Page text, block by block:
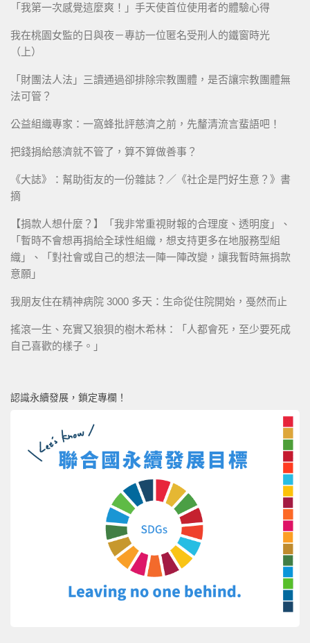
「我第一次感覺這麼爽！」手天使首位使用者的體驗心得
我在桃園女監的日與夜－專訪一位匿名受刑人的鐵窗時光
（上）
「財團法人法」三讀通過卻排除宗教團體，是否讓宗教團體無
法可管？
公益組織專家：一窩蜂批評慈濟之前，先釐清流言蜚語吧！
把錢捐給慈濟就不管了，算不算做善事？
《大誌》：幫助街友的一份雜誌？／《社企是門好生意？》書
摘
【捐款人想什麼？】「我非常重視財報的合理度、透明度」、
「暫時不會想再捐給全球性組織，想支持更多在地服務型組
織」、「對社會或自己的想法一陣一陣改變，讓我暫時無捐款
意願」
我朋友住在精神病院 3000 多天：生命從住院開始，戞然而止
搖滾一生、充實又狼狽的樹木希林：「人都會死，至少要死成
自己喜歡的樣子。」
認識永續發展，鎖定專欄！